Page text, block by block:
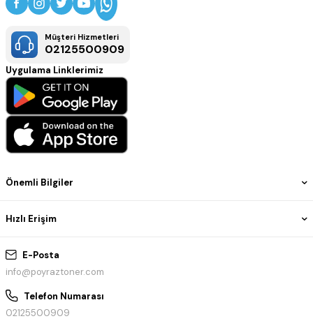
E-Posta
info@poyraztoner.com
Telefon Numarası
02125500909
Önemli Bilgiler
Hızlı Erişim
Müşteri Hizmetleri
02125500909
Uygulama Linklerimiz